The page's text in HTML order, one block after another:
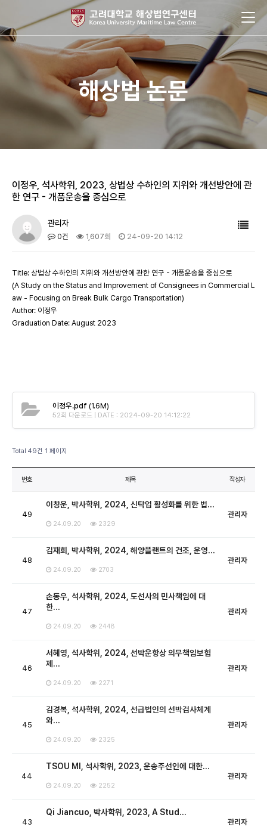
해상법 논문
이정우, 석사학위, 2023, 상법상 수하인의 지위와 개선방안에 관
한 연구 - 개품운송을 중심으로
관리자
0건 1,607회 24-09-20 14:12
Title: 상법상 수하인의 지위와 개선방안에 관한 연구 - 개품운송을 중심으로
(A Study on the Status and Improvement of Consignees in Commercial L
aw - Focusing on Break Bulk Cargo Transportation)
Author: 이정우
Graduation Date: August 2023
이정우.pdf (1.6M)
52회 다운로드 | DATE : 2024-09-20 14:12:22
Total 49건 1 페이지
번호 제목 작성자
49
이창운, 박사학위, 2024, 신탁업 활성화를 위한 법…
24.09.20 2329
관리자
48
김재희, 박사학위, 2024, 해양플랜트의 건조, 운영…
24.09.20 2703
관리자
47
손동우, 석사학위, 2024, 도선사의 민사책임에 대
한…
24.09.20 2448
관리자
46
서혜영, 석사학위, 2024, 선박운항상 의무책임보험
제…
24.09.20 2271
관리자
45
김경복, 석사학위, 2024, 선급법인의 선박검사체계
와…
24.09.20 2325
관리자
44
TSOU MI, 석사학위, 2023, 운송주선인에 대한…
24.09.20 2252
관리자
43
Qi Jiancuo, 박사학위, 2023, A Stud…
관리자